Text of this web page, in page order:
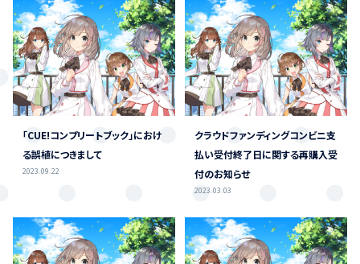
「CUE!コンプリートブック」におけ
る誤植につきまして
2023.09.22
クラウドファンディングコンビニ支
払い受付終了日に関する再購入受
付のお知らせ
2023.03.03